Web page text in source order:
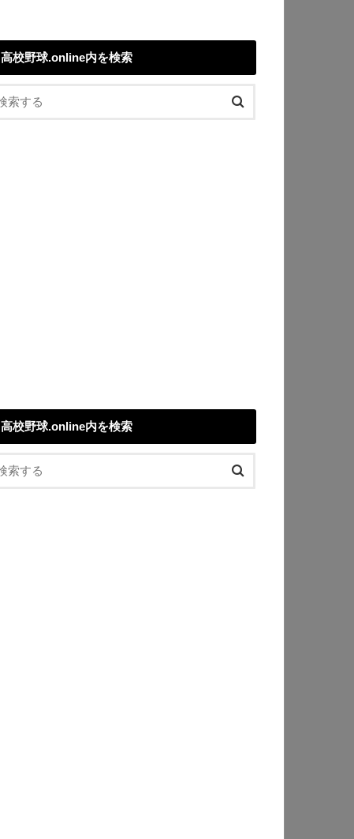
高校野球.online内を検索
高校野球.online内を検索